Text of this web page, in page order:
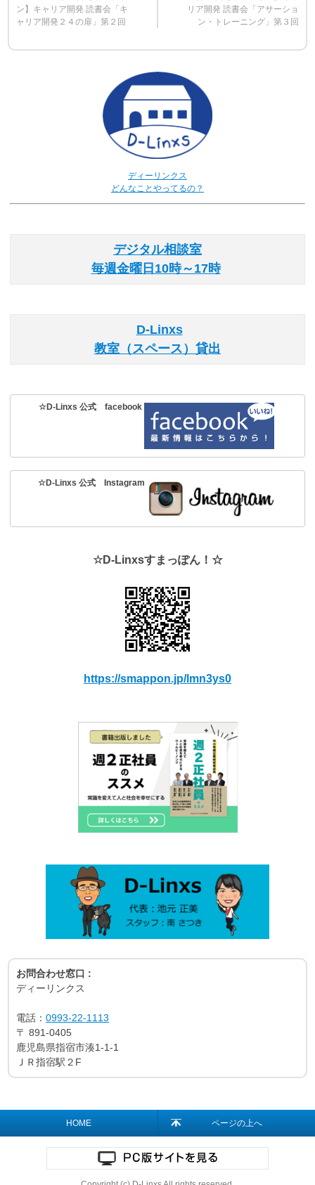
ン】キャリア開発 読書会「キ
ャリア開発２４の扉」第２回
リア開発 読書会「アサーショ
ン・トレーニング」第３回
ディーリンクス
どんなことやってるの？
デジタル相談室
毎週金曜日10時～17時
D-Linxs
教室（スペース）貸出
☆D-Linxs 公式 facebook
☆D-Linxs 公式 Instagram
☆D-Linxsすまっぽん！☆
https://smappon.jp/lmn3ys0
お問合わせ窓口 :
ディーリンクス
電話：0993-22-1113
〒891-0405
鹿児島県指宿市湊1-1-1
ＪＲ指宿駅２F
HOME ページの上へ